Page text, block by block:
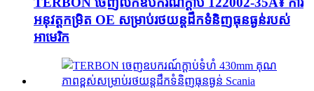
អនុវត្តកម្រិត OE សម្រាប់រថយន្តដឹកទំនិញធុនធ្ងន់របស់
អាមេរិក